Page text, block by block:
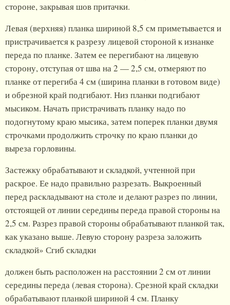
стороне, закрывая шов притачки.
Левая (верхняя) планка шириной 8,5 см приметывается и
пристрачивается к разрезу лицевой стороной к изнанке
переда по планке. Затем ее перегибают на лицевую
сторону, отступая от шва на 2 — 2,5 см, отмеряют по
планке от перегиба 4 см (ширина планки в готовом виде)
и обрезной край подгибают. Низ планки подгибают
мысиком. Начать пристрачивать планку надо по
подогнутому краю мысика, затем поперек планки двумя
строчками продолжить строчку по краю планки до
выреза горловины.
Застежку обрабатывают и складкой, учтенной при
раскрое. Ее надо правильно разрезать. Выкроенный
перед раскладывают на столе и делают разрез по линии,
отстоящей от линии середины переда правой стороны на
2,5 см. Разрез правой стороны обрабатывают планкой так,
как указано выше. Левую сторону разреза заложить
складкой» Сгиб складки
должен быть расположен на расстоянии 2 см от линии
середины переда (левая сторона). Срезной край складки
обрабатывают планкой шириной 4 см. Планку